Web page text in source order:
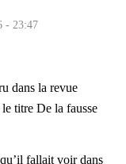
- 23:47
dans la revue
titre De la fausse
fallait voir dans